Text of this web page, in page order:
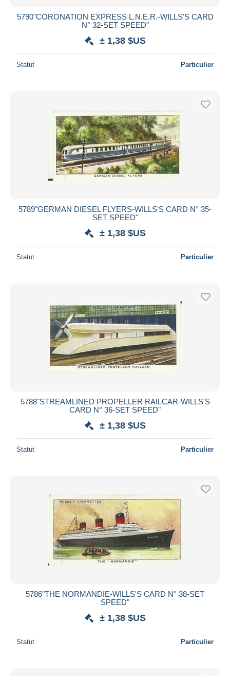
5790"CORONATION EXPRESS L.N.E.R.-WILLS'S CARD
N° 32-SET SPEED"
± 1,38 $US
Statut Particulier
5789"GERMAN DIESEL FLYERS-WILLS'S CARD N° 35-
SET SPEED"
± 1,38 $US
Statut Particulier
5788"STREAMLINED PROPELLER RAILCAR-WILLS'S
CARD N° 36-SET SPEED"
± 1,38 $US
Statut Particulier
5786"THE NORMANDIE-WILLS'S CARD N° 38-SET
SPEED"
± 1,38 $US
Statut Particulier